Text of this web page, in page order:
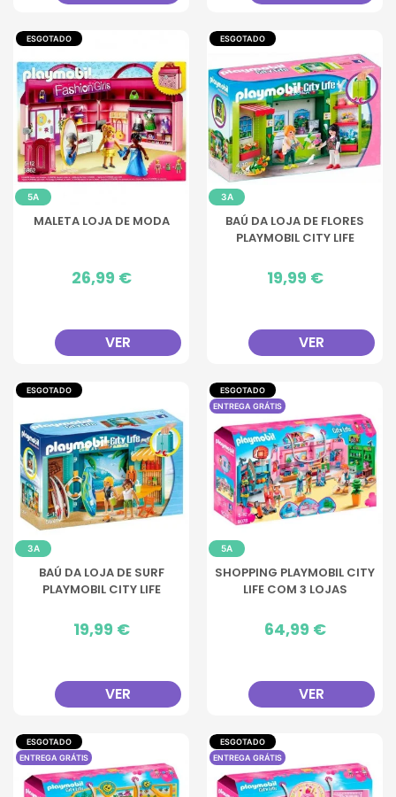
ESGOTADO
5A
MALETA LOJA DE MODA
Preço
26,99 €
VER
ESGOTADO
3A
BAÚ DA LOJA DE FLORES
PLAYMOBIL CITY LIFE
Preço
19,99 €
VER
ESGOTADO
3A
BAÚ DA LOJA DE SURF
PLAYMOBIL CITY LIFE
Preço
19,99 €
VER
ESGOTADO
ENTREGA GRÁTIS
5A
SHOPPING PLAYMOBIL CITY
LIFE COM 3 LOJAS
Preço
64,99 €
VER
ESGOTADO
ENTREGA GRÁTIS
ESGOTADO
ENTREGA GRÁTIS